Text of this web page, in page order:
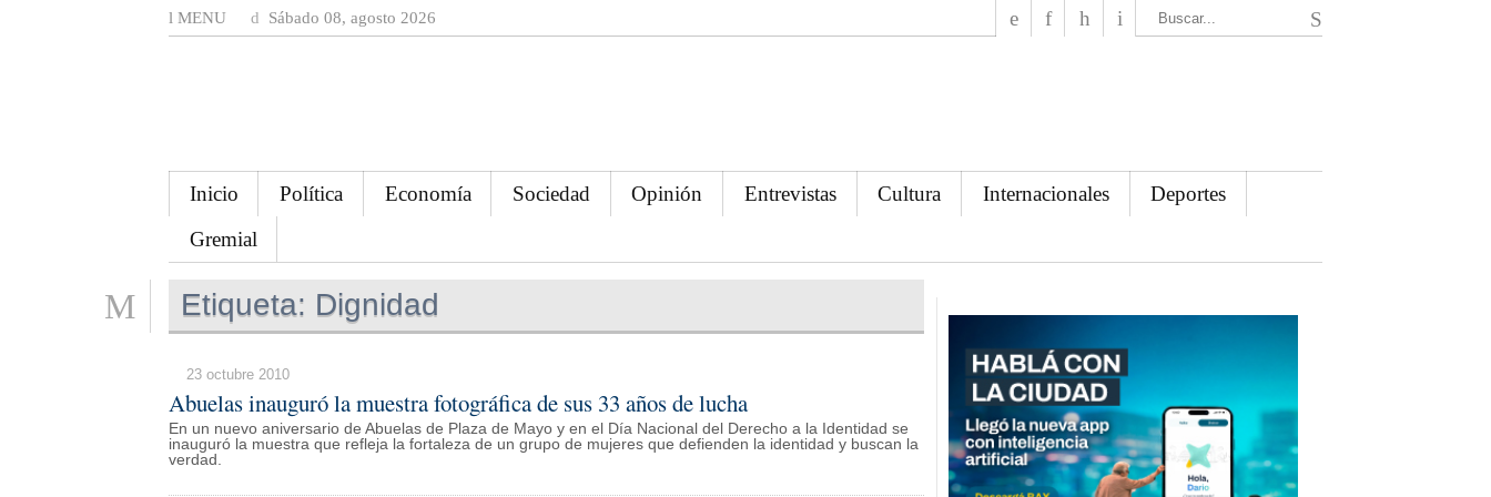
MENU Sábado 08, agosto 2026
Inicio Política Economía Sociedad Opinión Entrevistas Cultura Internacionales
Deportes
Gremial
Etiqueta: Dignidad
23 octubre 2010
Abuelas inauguró la muestra fotográfica de sus 33 años de lucha
En un nuevo aniversario de Abuelas de Plaza de Mayo y en el Día Nacional del Derecho a la Identidad se
inauguró la muestra que refleja la fortaleza de un grupo de mujeres que defienden la identidad y buscan la
verdad.